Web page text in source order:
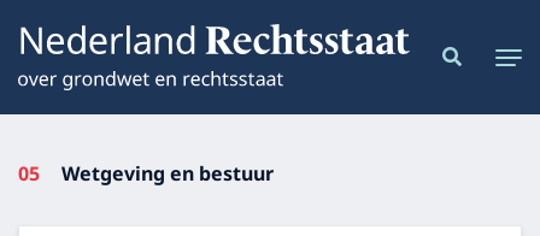
05 Wetgeving en bestuur